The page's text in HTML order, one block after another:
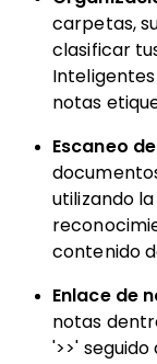
carpetas,
clasificar
notas
Escaneo
utilizando
contenido
Enlace de
notas
'>>'